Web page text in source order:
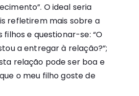
O ideal seria
refletirem mais sobre a
filhos e questionar-se: “O
a entregar à relação?”;
relação pode ser boa e
o meu filho goste de